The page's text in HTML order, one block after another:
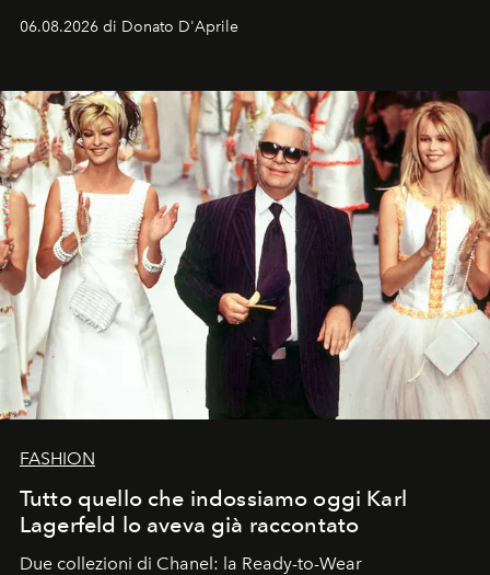
06.08.2026 di Donato D'Aprile
FASHION
Tutto quello che indossiamo oggi Karl
Lagerfeld lo aveva già raccontato
Due collezioni di Chanel: la Ready-to-Wear